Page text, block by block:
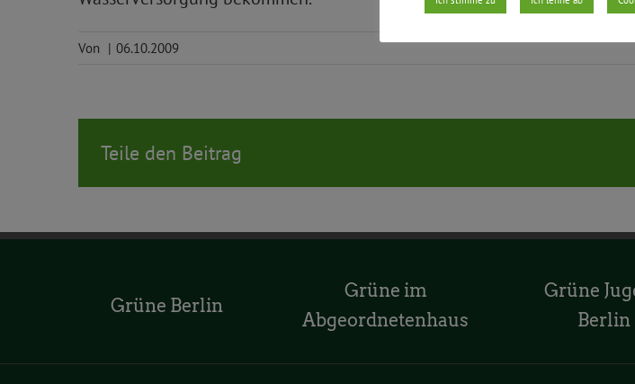
Von | 06.10.2009
Teile den Beitrag
Grüne Berlin
Grüne im
Abgeordnetenhaus
Grüne
Berlin